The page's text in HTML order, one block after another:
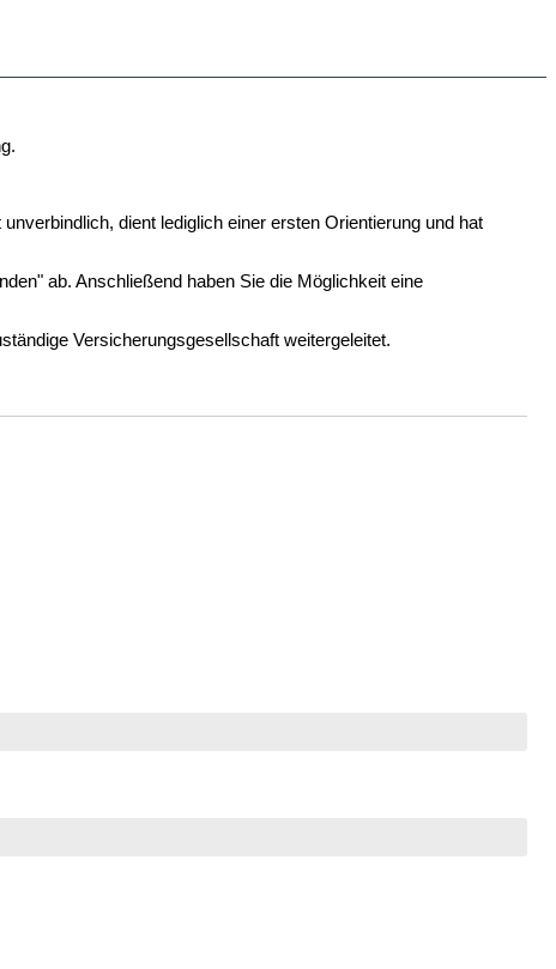
dient lediglich einer ersten Orientierung und hat
ab. Anschließend haben Sie die Möglichkeit eine
Versicherungsgesellschaft weitergeleitet.